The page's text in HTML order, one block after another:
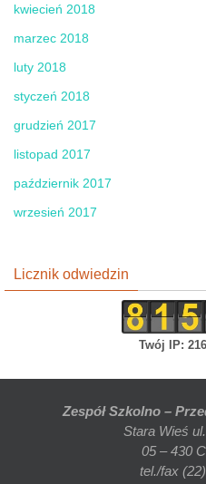
kwiecień 2018
marzec 2018
luty 2018
styczeń 2018
grudzień 2017
listopad 2017
październik 2017
wrzesień 2017
Licznik odwiedzin
Twój IP:
Zespół Szkolno –
Stara Wieś
05 – 430
tel./fax